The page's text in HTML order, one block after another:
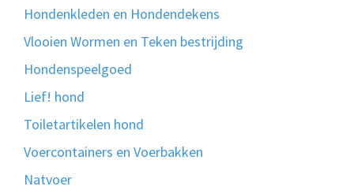
Hondenkleden en Hondendekens
Vlooien Wormen en Teken bestrijding
Hondenspeelgoed
Lief! hond
Toiletartikelen hond
Voercontainers en Voerbakken
Natvoer